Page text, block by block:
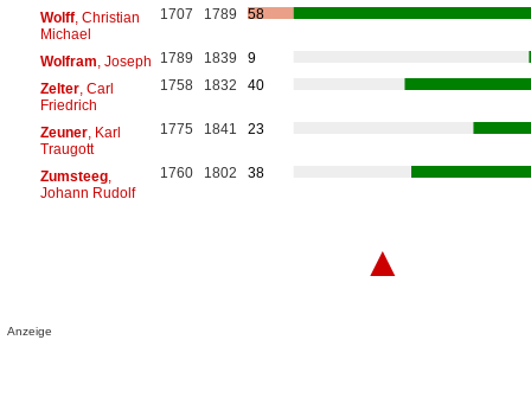
Wolff, Christian
Michael
1707 1789 58
Wolfram , Joseph 1789 1839
9
Zelter, Carl
Friedrich
1758 1832 40
Zeuner, Karl
Traugott
1775 1841 23
Zumsteeg,
Johann Rudolf
1760 1802 38
▲
Anzeige